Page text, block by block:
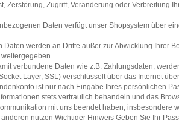
Zerstörung, Zugriff, Veränderung oder Verbreitung
Daten verfügt unser Shopsystem über
Daten werden an Dritte außer zur Abwicklung Ihrer
verbundene Daten wie z.B. Zahlungsdaten,
Layer, SSL) verschlüsselt über das Internet
ist nur nach Eingabe Ihres persönlichen
stets vertraulich behandeln und das
mit uns beendet haben, insbesondere
nutzen Wichtiger Hinweis Geben Sie Ihr